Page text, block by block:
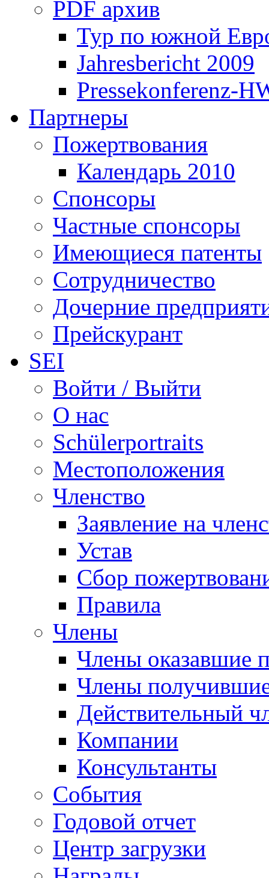
PDF архив
Тур по южной
Jahresbericht 2009
Pressekonferenz-
Партнеры
Пожертвования
Календарь 2010
Спонсоры
Частные спонсоры
Имеющиеся патенты
Сотрудничество
Дочерние
Прейскурант
SEI
Войти / Выйти
О нас
Schülerportraits
Местоположения
Членство
Заявление на
Устав
Сбор
Правила
Члены
Члены оказавшие
Члены
Действительный
Компании
Консультанты
События
Годовой отчет
Центр загрузки